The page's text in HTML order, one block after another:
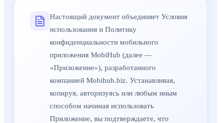
Настоящий документ объединяет Условия
использования и Политику
конфиденциальности мобильного
приложения MobiHub (далее —
«Приложение»), разработанного
компанией Mobihub.biz. Устанавливая,
копируя, авторизуясь или любым иным
способом начиная использовать
Приложение, вы подтверждаете, что